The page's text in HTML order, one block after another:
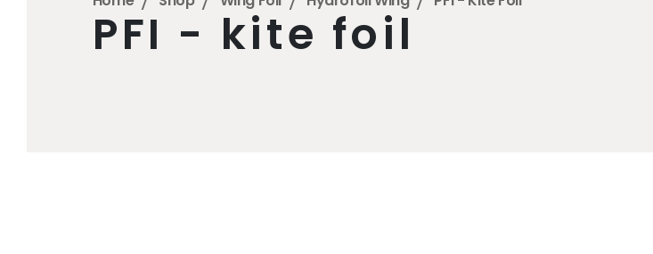
PFI - kite foil